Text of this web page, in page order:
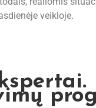
veikloje.